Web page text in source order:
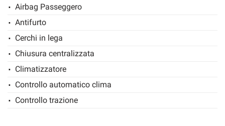
Airbag Passeggero
Antifurto
Cerchi in lega
Chiusura centralizzata
Climatizzatore
Controllo automatico clima
Controllo trazione
Leggi
la
cookie
policy
Salva
le
impostazioni